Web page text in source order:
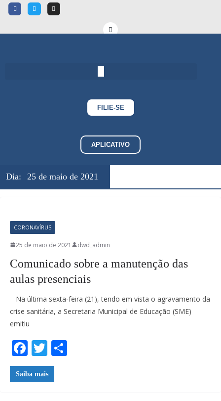
FILIE-SE
APLICATIVO
Dia: 25 de maio de 2021
CORONAVÍRUS
25 de maio de 2021 dwd_admin
Comunicado sobre a manutenção das
aulas presenciais
Na última sexta-feira (21), tendo em vista o agravamento da
crise sanitária, a Secretaria Municipal de Educação (SME)
emitiu
F
ac
e
T
w
itt
Saiba mais